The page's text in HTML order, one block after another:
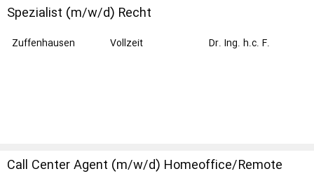
Spezialist (m/w/d) Recht
Zuffenhausen Vollzeit
Dr. Ing. h.c. F.
Call Center Agent (m/w/d) Homeoffice/Remote